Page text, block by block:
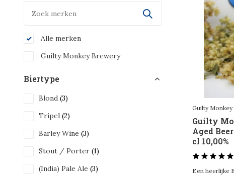
Alle merken
Guilty Monkey Brewery
Biertype
Blond (3)
Tripel (2)
Barley Wine (3)
Stout / Porter (1)
(India) Pale Ale (3)
Guilty
Guilty
Aged
cl 10,00%
Een heerlijke